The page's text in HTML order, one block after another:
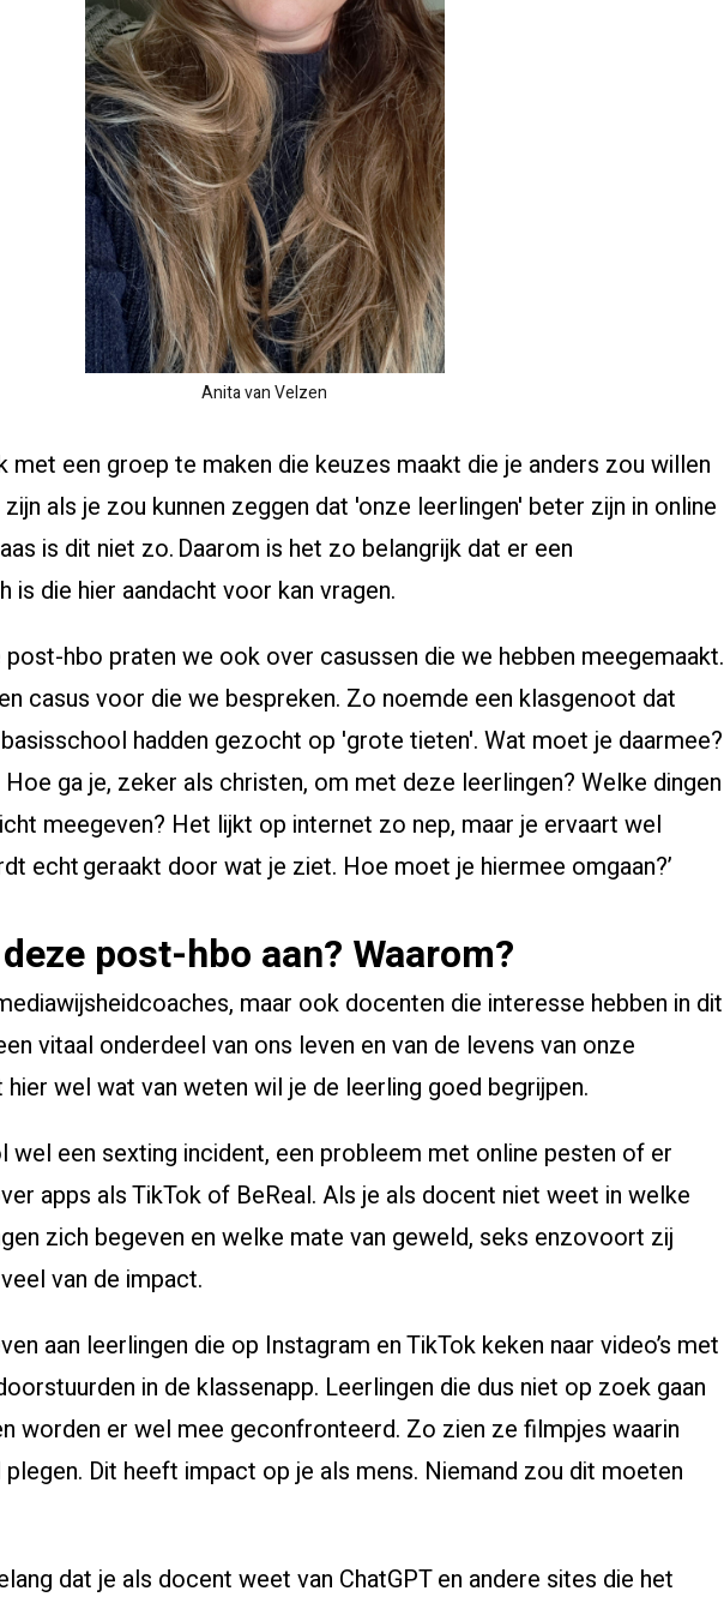
Anita van Velzen
met een groep te maken die keuzes maakt die je anders zou willen
als je zou kunnen zeggen dat 'onze leerlingen' beter zijn in online
is dit niet zo. Daarom is het zo belangrijk dat er een
is die hier aandacht voor kan vragen.
post-hbo praten we ook over casussen die we hebben meegemaakt.
casus voor die we bespreken. Zo noemde een klasgenoot dat
hadden gezocht op 'grote tieten'. Wat moet je daarmee?
ga je, zeker als christen, om met deze leerlingen? Welke dingen
meegeven? Het lijkt op internet zo nep, maar je ervaart wel
echt geraakt door wat je ziet. Hoe moet je hiermee omgaan?’
post-hbo aan? Waarom?
maar ook docenten die interesse hebben in dit
vitaal onderdeel van ons leven en van de levens van onze
wel wat van weten wil je de leerling goed begrijpen.
wel een sexting incident, een probleem met online pesten of er
apps als TikTok of BeReal. Als je als docent niet weet in welke
zich begeven en welke mate van geweld, seks enzovoort zij
van de impact.
aan leerlingen die op Instagram en TikTok keken naar video’s met
in de klassenapp. Leerlingen die dus niet op zoek gaan
worden er wel mee geconfronteerd. Zo zien ze filmpjes waarin
Dit heeft impact op je als mens. Niemand zou dit moeten
dat je als docent weet van ChatGPT en andere sites die het